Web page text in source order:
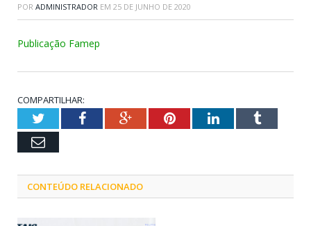
POR ADMINISTRADOR EM 25 DE JUNHO DE 2020
Publicação Famep
COMPARTILHAR:
TwitterFacebookGoogle+PinterestLinkedInTumblr
Email
CONTEÚDO RELACIONADO